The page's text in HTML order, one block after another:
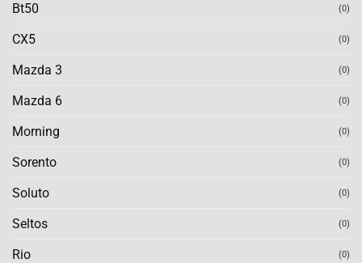
Bt50 (0)
CX5 (0)
Mazda 3 (0)
Mazda 6 (0)
Morning (0)
Sorento (0)
Soluto (0)
Seltos (0)
Rio (0)